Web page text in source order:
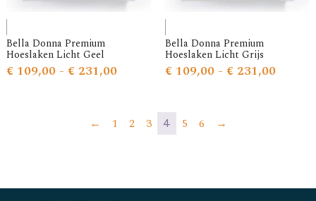
Bella Donna Premium
Hoeslaken Licht Geel
€109,00 - €231,00
Bella Donna Premium
Hoeslaken Licht Grijs
€ 109,00 - € 231,00
← 1 2 3 4 5 6 →